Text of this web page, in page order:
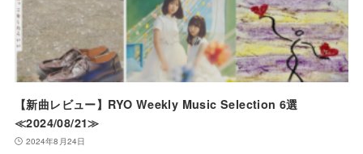
【新曲レビュー】RYO Weekly Music Selection 6選
≪2024/08/21≫
2024年8月24日